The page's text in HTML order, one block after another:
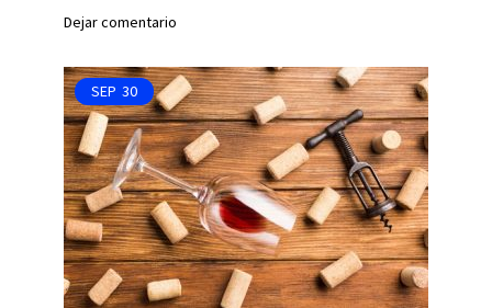
Dejar comentario
SEP 30